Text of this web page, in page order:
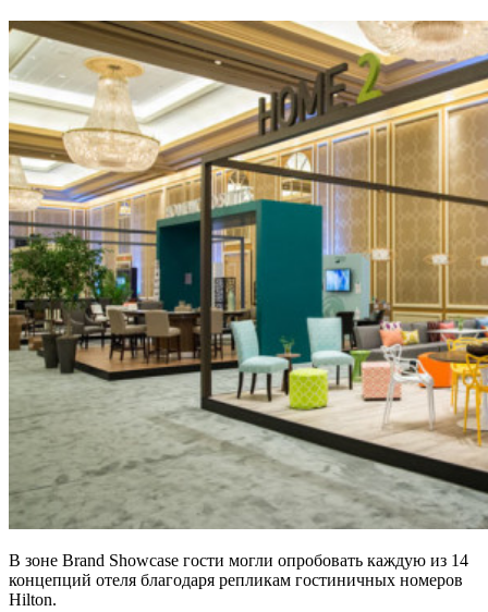
В зоне Brand Showcase гости могли опробовать каждую из 14
концепций отеля благодаря репликам гостиничных номеров
Hilton.